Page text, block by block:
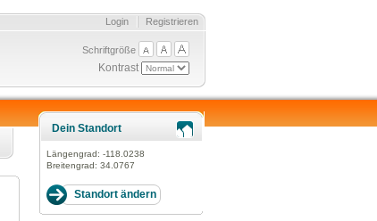
Registrieren
Login
Schriftgröße
Kontrast
Dein Standort
Längengrad: -118.0238
Breitengrad: 34.0767